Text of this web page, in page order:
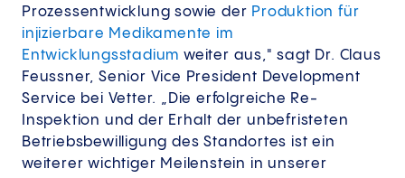
Prozessentwicklung sowie der Produktion für
injizierbare Medikamente im
Entwicklungsstadium weiter aus," sagt Dr. Claus
Feussner, Senior Vice President Development
Service bei Vetter. „Die erfolgreiche Re-
Inspektion und der Erhalt der unbefristeten
Betriebsbewilligung des Standortes ist ein
weiterer wichtiger Meilenstein in unserer